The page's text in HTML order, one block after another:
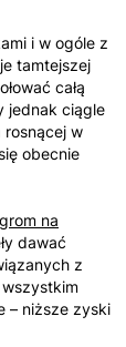
i w ogóle z
tamtejszej
całą
jednak ciągle
rosnącej w
obecnie
na
dawać
z
wszystkim
– niższe zyski